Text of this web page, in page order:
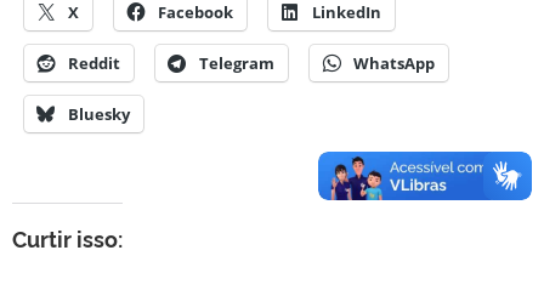
X Facebook LinkedIn
Reddit Telegram WhatsApp
Bluesky
Curtir isso: